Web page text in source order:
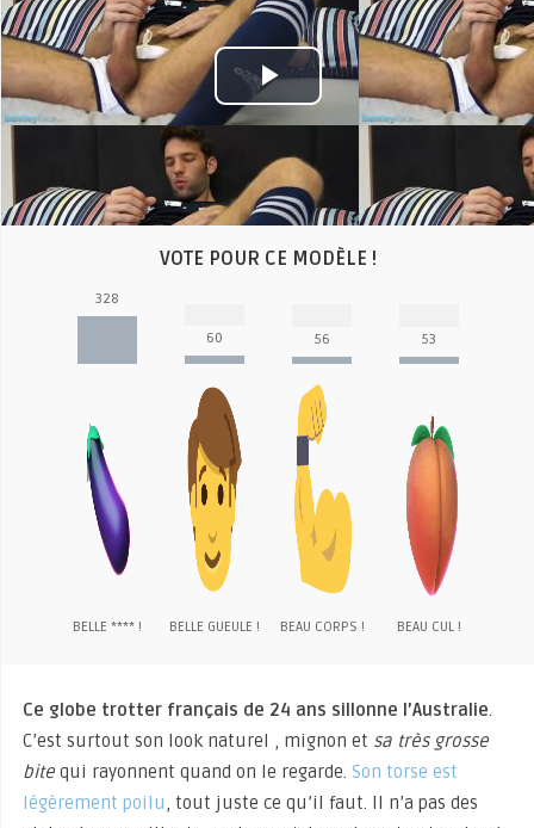
Play
Video
VOTE POUR CE MODÈLE !
328
BELLE **** !
60
BELLE GUEULE !
56
BEAU CORPS !
53
BEAU CUL !
Ce globe trotter français de 24 ans sillonne l’Australie.
C’est surtout son look naturel , mignon et sa très grosse
bitequi rayonnent quand on le regarde. Son torse est
légèrement poilu, tout juste ce qu’il faut. Il n’a pas des